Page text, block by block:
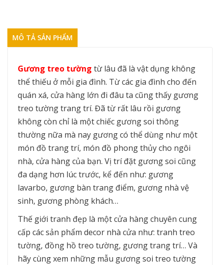
MÔ TẢ SẢN PHẨM
Gương treo tường từ lâu đã là vật dụng không
thể thiếu ở mỗi gia đình. Từ các gia đình cho đến
quán xá, cửa hàng lớn đi đâu ta cũng thấy gương
treo tường trang trí. Đã từ rất lâu rồi gương
không còn chỉ là một chiếc gương soi thông
thường nữa mà nay gương có thể dùng như một
món đồ trang trí, món đồ phong thủy cho ngôi
nhà, cửa hàng của bạn. Vị trí đặt gương soi cũng
đa dạng hơn lúc trước, kể đến như: gương
lavarbo, gương bàn trang điểm, gương nhà vệ
sinh, gương phòng khách…
Thế giới tranh đẹp là một cửa hàng chuyên cung
cấp các sản phẩm decor nhà cửa như: tranh treo
tường, đồng hồ treo tường, gương trang trí… Và
hãy cùng xem những mẫu gương soi treo tường